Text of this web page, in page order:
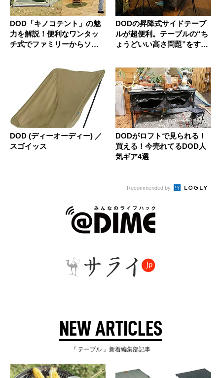
DOD「キノコテント」の魅
力を解説！便利なワンタッ
チ式でファミリーからソロ
DODの昇降式サイドテーブ
ルが超便利。テーブルの“ち
ょうどいい高さ問題”をすっ
DOD (ディーオーディー) ／
スゴイッス
DODがロフトで見られる！
買える！今売れてるDOD人
気ギア4選
Recommended by
NEW ARTICLES
『 テーブル 』新着編集部記事